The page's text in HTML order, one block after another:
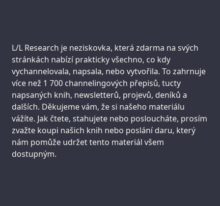
Support us:
L/L Research je neziskovka, která zdarma na svých
stránkách nabízí prakticky všechno, co kdy
vychannelovala, napsala, nebo vytvořila. To zahrnuje
více než 1 700 channelingových přepisů, tucty
napsaných knih, newsletterů, projevů, deníků a
dalších. Děkujeme vám, že si našeho materiálu
vážíte. Jak čtete, stahujete nebo posloucháte, prosím
zvažte koupi našich knih nebo poslání daru, který
nám pomůže udržet tento materiál všem
dostupným.